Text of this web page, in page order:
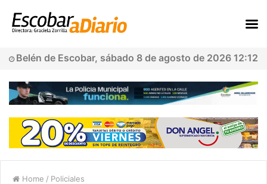
Belén de Escobar, sábado 8 de agosto de 2026 12:12
Home / Policiales